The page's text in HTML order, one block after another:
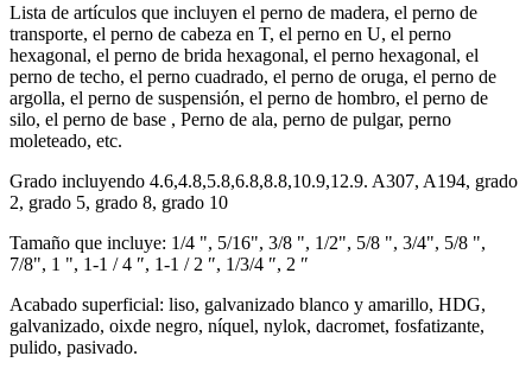
Lista de artículos que incluyen el perno de madera, el perno de
transporte, el perno de cabeza en T, el perno en U, el perno
hexagonal, el perno de brida hexagonal, el perno hexagonal, el
perno de techo, el perno cuadrado, el perno de oruga, el perno de
argolla, el perno de suspensión, el perno de hombro, el perno de
silo, el perno de base , Perno de ala, perno de pulgar, perno
moleteado, etc.
Grado incluyendo 4.6,4.8,5.8,6.8,8.8,10.9,12.9. A307, A194, grado
2, grado 5, grado 8, grado 10
Tamaño que incluye: 1/4 ", 5/16", 3/8 ", 1/2", 5/8 ", 3/4", 5/8 ",
7/8", 1 ", 1-1 / 4 ″, 1-1 / 2 ″, 1/3/4 ″, 2 ″
Acabado superficial: liso, galvanizado blanco y amarillo, HDG,
galvanizado, oixde negro, níquel, nylok, dacromet, fosfatizante,
pulido, pasivado.